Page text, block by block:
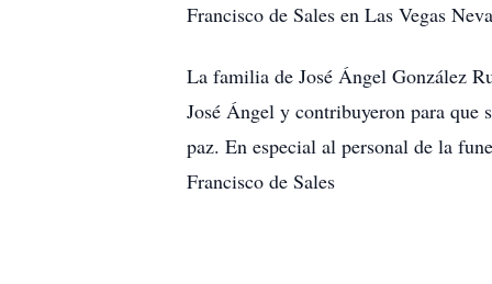
Francisco de Sales en Las Vegas
La familia de José Ángel González
José Ángel y contribuyeron para que
paz. En especial al personal de la
Francisco de Sales